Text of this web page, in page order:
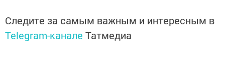
Следите за самым важным и интересным в
Telegram-канале Татмедиа